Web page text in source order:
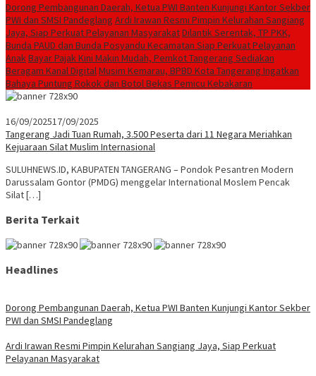
Dorong Pembangunan Daerah, Ketua PWI Banten Kunjungi Kantor Sekber
PWI dan SMSI Pandeglang Ardi Irawan Resmi Pimpin Kelurahan Sangiang
Jaya, Siap Perkuat Pelayanan MasyarakatDilantik Serentak, TP PKK,
Bunda PAUD dan Bunda Posyandu Kecamatan Siap Perkuat Pelayanan
AnakBayar Pajak Kini Makin Mudah, Pemkot Tangerang Sediakan
Beragam Kanal DigitalMusim Kemarau, BPBD Kota Tangerang Ingatkan
Bahaya Puntung Rokok dan Botol Bekas Pemicu Kebakaran
16/09/202517/09/2025
Tangerang Jadi Tuan Rumah, 3.500 Peserta dari 11 Negara Meriahkan
Kejuaraan Silat Muslim Internasional
SULUHNEWS.ID, KABUPATEN TANGERANG – Pondok Pesantren Modern
Darussalam Gontor (PMDG) menggelar International Moslem Pencak
Silat […]
Berita Terkait
Headlines
Dorong Pembangunan Daerah, Ketua PWI Banten Kunjungi Kantor Sekber
PWI dan SMSI Pandeglang
Ardi Irawan Resmi Pimpin Kelurahan Sangiang Jaya, Siap Perkuat
Pelayanan Masyarakat